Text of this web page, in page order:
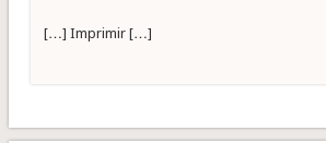
[…] Imprimir […]